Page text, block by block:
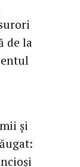
de la
și